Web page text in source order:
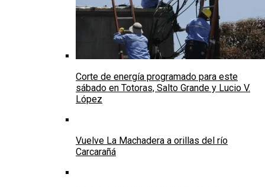
Corte de energía programado para este
sábado en Totoras, Salto Grande y Lucio V.
López
Vuelve La Machadera a orillas del río
Carcarañá